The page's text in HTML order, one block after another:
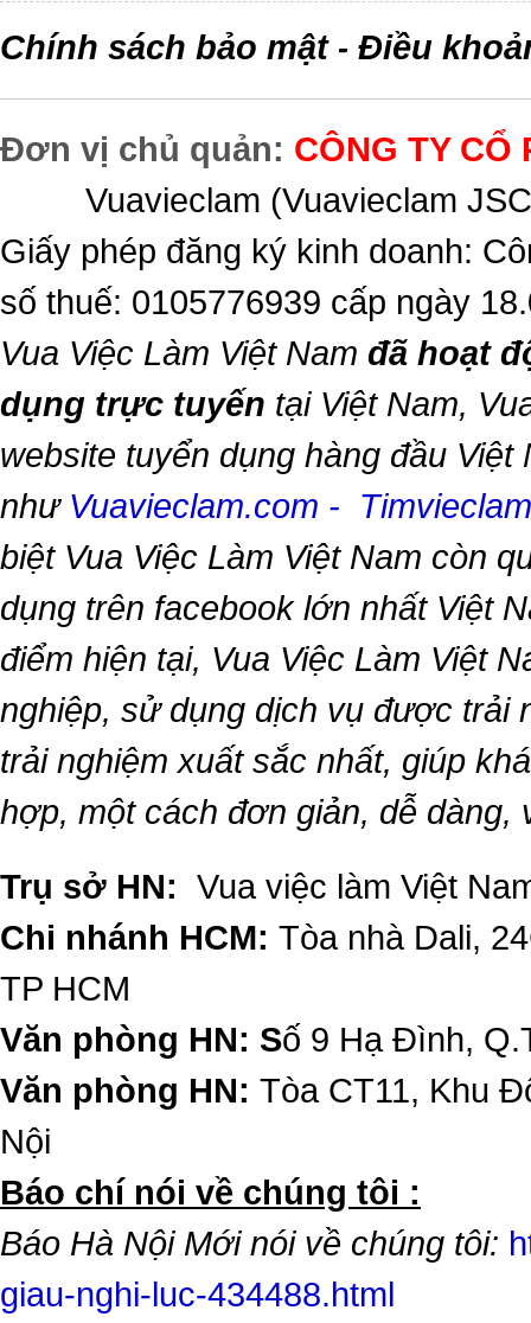
Chính sách bảo mật- Điều
Đơn vị chủ quản: CÔNG TY CỔ
Vuavieclam (Vuavieclam
Giấy phép đăng ký kinh doanh:
số thuế: 0105776939 cấp ngày
Vua Việc Làm Việt Nam đã hoạt
dụng trực tuyến tại Việt Nam,
website tuyển dụng hàng đầu Việt
như Vuavieclam.com -
biệt Vua Việc Làm Việt Nam còn
dụng trên facebook lớn nhất Việt
điểm hiện tại, Vua Việc Làm Việt
nghiệp, sử dụng dịch vụ được trải
trải nghiệm xuất sắc nhất, giúp
hợp, một cách đơn giản, dễ dàng,
Trụ sở HN: Vua việc làm Việt
Chi nhánh HCM: Tòa nhà Dali,
TP HCM
Văn phòng HN: Số 9 Hạ Đình,
Văn phòng HN: Tòa CT11, Khu
Nội
​Báo chí nói về chúng tôi :
Báo Hà Nội Mới nói về chúng tôi:
giau-nghi-luc-434488.html